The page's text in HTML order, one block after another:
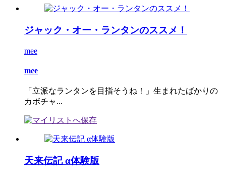
ジャック・オー・ランタンのススメ！
mee
mee
「立派なランタンを目指そうね！」生まれたばかりの
カボチャ...
天来伝記 α体験版